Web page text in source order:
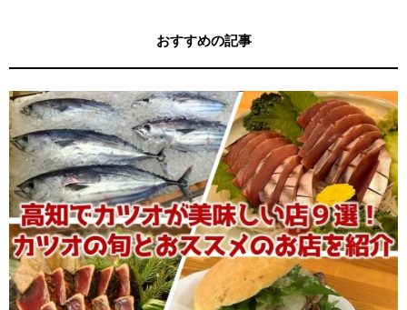
おすすめの記事